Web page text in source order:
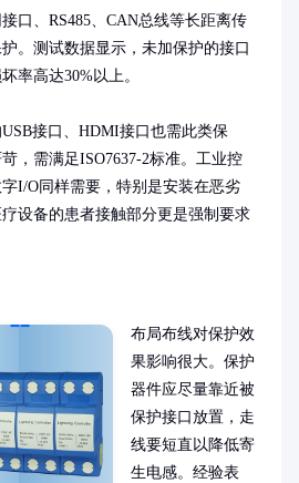
口、RS485、CAN总线等长距离传
。测试数据显示，未加保护的接口
率高达30%以上。
接口、HDMI接口也需此类保
，需满足ISO7637-2标准。工业控
I/O同样需要，特别是安装在恶劣
设备的患者接触部分更是强制要求
布局布线对保护效
果影响很大。保护
器件应尽量靠近被
保护接口放置，走
线要短直以降低寄
生电感。经验表